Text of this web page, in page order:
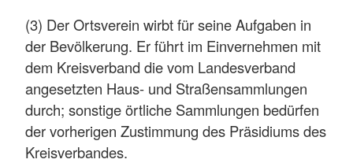
(3) Der Ortsverein wirbt für seine Aufgaben in
der Bevölkerung. Er führt im Einvernehmen mit
dem Kreisverband die vom Landesverband
angesetzten Haus- und Straßensammlungen
durch; sonstige örtliche Sammlungen bedürfen
der vorherigen Zustimmung des Präsidiums des
Kreisverbandes.